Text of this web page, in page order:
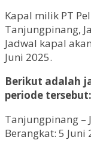
Kapal milik PT
Tanjungpinang,
Jadwal kapal
Juni 2025.
Berikut adalah
periode tersebut:
Tanjungpinang –
Berangkat: 5